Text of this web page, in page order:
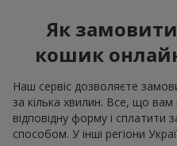
Як
кошик
Наш сервіс дозволяєте
за кілька хвилин. Все, що
відповідну форму і сплатити
способом. У інші регіони